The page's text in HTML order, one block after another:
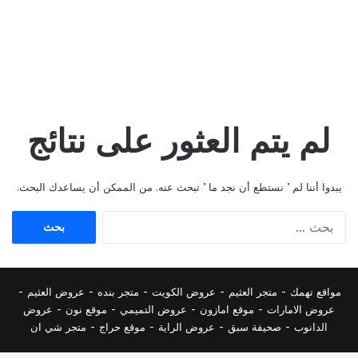
لم يتم العثور على نتائج
يبدوا أننا لم ’ نستطع أن نجد ما ’ تبحث عنه. من الممكن أن يساعدك البحث.
مواقع تهمك - متجر العثيم - عروض الكويت - متجر بنده - عروض العثيم -
عروض الامارات - موقع امازون - عروض التميمي - موقع نون - عروض
الدانوب - صحيفة سبق - عروض الراية - موقع حراج - متجر شي ان